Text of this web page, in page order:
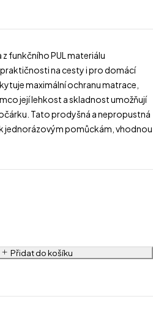
funkčního PUL materiálu
na cesty i pro domácí
maximální ochranu matrace,
její lehkost a skladnost umožňují
Tato prodyšná a nepropustná
jednorázovým pomůckám, vhodnou
Přidat do košíku